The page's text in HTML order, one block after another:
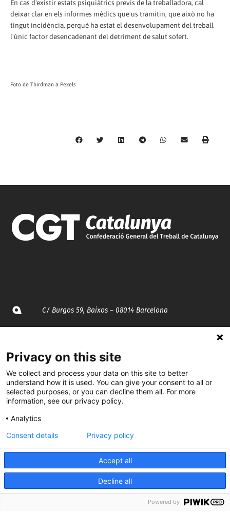
En cas d'existir estats psiquiàtrics previs de la treballadora, cal
deixar clar en els informes mèdics que us tramitin, que això no ha
tingut incidència, perquè ha estat el desenvolupament del treball
l'únic factor desencadenant del detriment de salut sofert.
Foto de Thirdman a Pexels
C/ Burgos 59, Baixos – 08014 Barcelona
935 120 481
@CGTCatalunya
CGTCatalunya
cgtcatalunya
Privacy on this site
We collect and process your data on this site to better
understand how it is used. You can give your consent to all or
selected purposes, or you can decline them all. For more
information, see our privacy policy.
Analytics
Accept all
Decline all
Consent details Privacy policy
Powered by